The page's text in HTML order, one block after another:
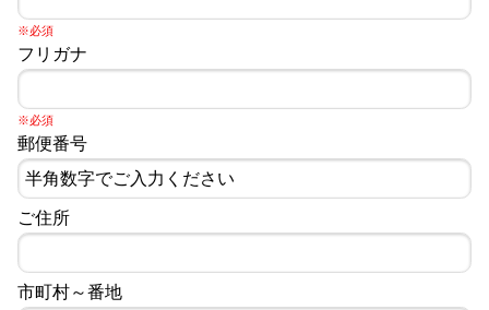
※必須
フリガナ
※必須
郵便番号
ご住所
市町村～番地